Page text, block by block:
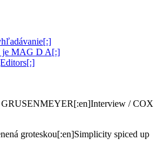
je MAG D A[:]
/ COX
groteskou[:en]Simplicity spiced up